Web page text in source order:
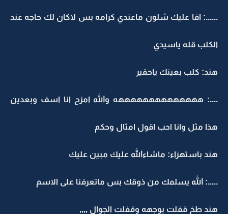
......: افا عليك شلون ماعندي كرامه بس لاكان لك حاجه عند
الكلب قله ياسيدي
هند: كلب بعينك ياحقير
....: ههههههههههههههه والله امزح انا اسف وبعدين
هذا مثل وانا احب اقول امثال وحكم
هند باستهزاء: ماشاءالله عليك مبين عليك
.....: الله يسلمك من ذوقك بس ماتعرفنا على الاسم
هند طخ قفلت بوجهه وقفلت الجوال ,,,,